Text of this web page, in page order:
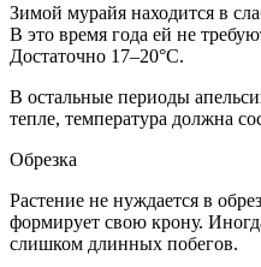
Зимой мурайя находится в
В это время года ей не
Достаточно 17–20°С.
В остальные периоды
тепле, температура должна
Обрезка
Растение не нуждается в
формирует свою крону.
слишком длинных побегов.